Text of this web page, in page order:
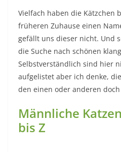
Vielfach haben die Kätzchen
früheren Zuhause einen
gefällt uns dieser nicht. Und
die Suche nach schönen
Selbstverständlich sind hier
aufgelistet aber ich denke,
den einen oder anderen
Männliche
bis Z